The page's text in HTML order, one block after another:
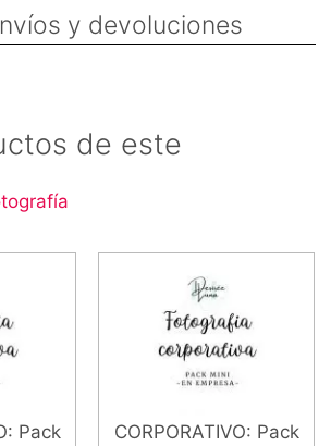
y devoluciones
de este
Pack
CORPORATIVO: Pack